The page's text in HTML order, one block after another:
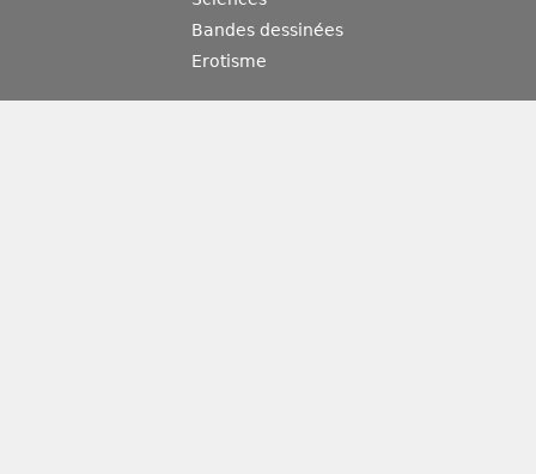
Bandes dessinées
Erotisme